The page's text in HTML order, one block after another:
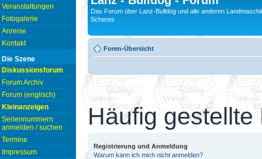
Veranstaltungen
Fotogalerie
Anreise
Kontakt
Die Szene
Diskussionsforum
Forum Archiv
Forum (englisch)
Kleinanzeigen
Seriennummern
anmelden / suchen
Termine
Impressum
Das Forum über Lanz-Bulldog und alle anderen
Scheres
Foren-Übersicht
Häufig gestellte
Registrierung und Anmeldung
Warum kann ich mich nicht anmelden?